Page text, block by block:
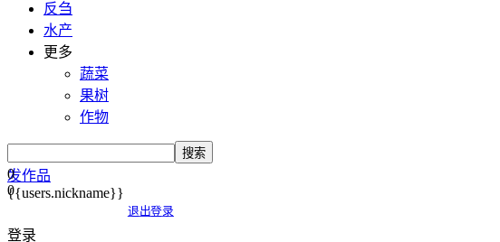
反刍
水产
更多
蔬菜
果树
作物
搜索
发作品
{{users.nickname}}
退出登录
登录
0
0